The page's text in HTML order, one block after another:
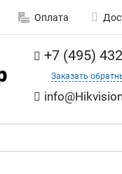
Оплата
+7 (495)
Заказать